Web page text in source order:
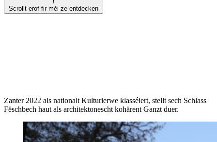
Scrollt erof fir méi ze entdecken
Zanter 2022 als nationalt Kulturierwe klasséiert, stellt sech Schlass
Fëschbech haut als architektonescht kohärent Ganzt duer.